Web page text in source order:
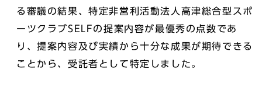
る審議の結果、特定非営利活動法人高津総合型スポ
ーツクラブSELFの提案内容が最優秀の点数であ
り、提案内容及び実績から十分な成果が期待できる
ことから、受託者として特定しました。